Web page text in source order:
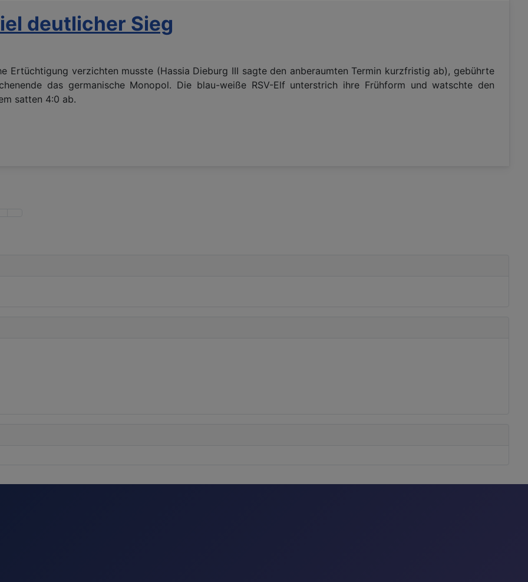
deutlicher Sieg
Ertüchtigung verzichten musste (Hassia Dieburg III sagte den anberaumten Termin kurzfristig ab), gebührte
das germanische Monopol. Die blau-weiße RSV-Elf unterstrich ihre Frühform und watschte den
satten 4:0 ab.